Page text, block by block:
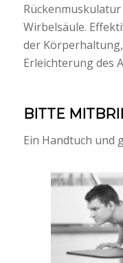
Wirbelsäule.
der
Erleichterung des
BITTE
Ein Handtuch und